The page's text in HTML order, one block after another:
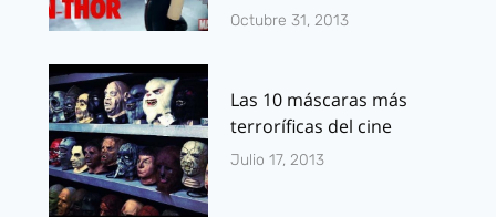
Octubre 31, 2013
Las 10 máscaras más
terroríficas del cine
Julio 17, 2013